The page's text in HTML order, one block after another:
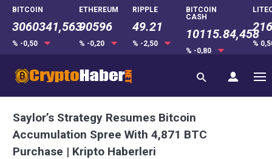
BITCOIN
3060341,563
% -0,50
ETHEREUM
90596
% -0,20
RIPPLE
49.21
% -2,50
BITCOIN
CASH
10115.84,458
% -0,80
%
Saylor’s Strategy Resumes Bitcoin
Accumulation Spree With 4,871 BTC
Purchase | Kripto Haberleri